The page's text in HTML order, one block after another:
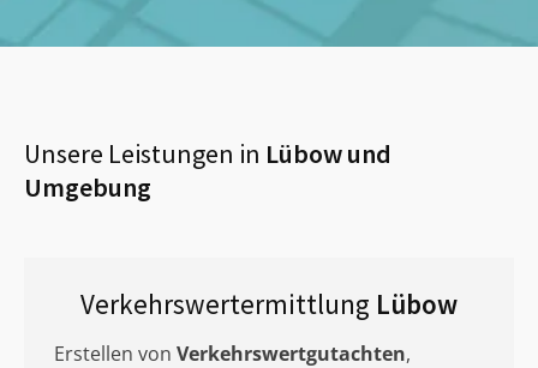
Unsere Leistungen in Lübowund
Umgebung
Verkehrswertermittlung Lübow
Erstellen von Verkehrswertgutachten,